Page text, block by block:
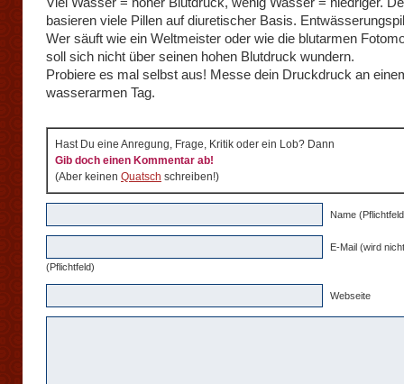
basieren viele Pillen auf diuretischer Basis.
Wer säuft wie ein Weltmeister oder wie die blutarmen
soll sich nicht über seinen hohen Blutdruck wundern.
Probiere es mal selbst aus! Messe dein Druckdruck an
wasserarmen Tag.
Hast Du eine Anregung, Frage, Kritik oder ein Lob? Dann
Gib doch einen Kommentar ab!
(Aber keinen Quatsch schreiben!)
Name
E-Mail (wird
(Pflichtfeld)
Webseite